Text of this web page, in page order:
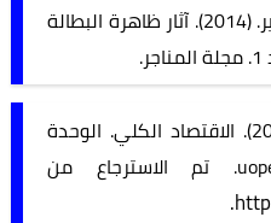
بوزار، صفية وكسيرة، سمير. (2014). آثار ظاهرة البطالة
جانقي، يعقوب علي. (2009). الاقتصاد الكلي. الوحدة
السابعة. جامعة uopeople. تم الاسترجاع من